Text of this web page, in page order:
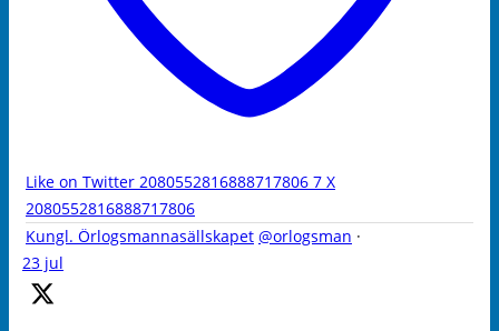
Like on Twitter 2080552816888717806 7 X
2080552816888717806
Kungl. Örlogsmannasällskapet @orlogsman ·
23 jul